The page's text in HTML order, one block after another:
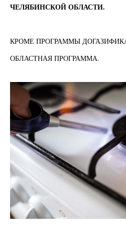
ЧЕЛЯБИНСКОЙ ОБЛАСТИ.
КРОМЕ ПРОГРАММЫ
ОБЛАСТНАЯ ПРОГРАММА.